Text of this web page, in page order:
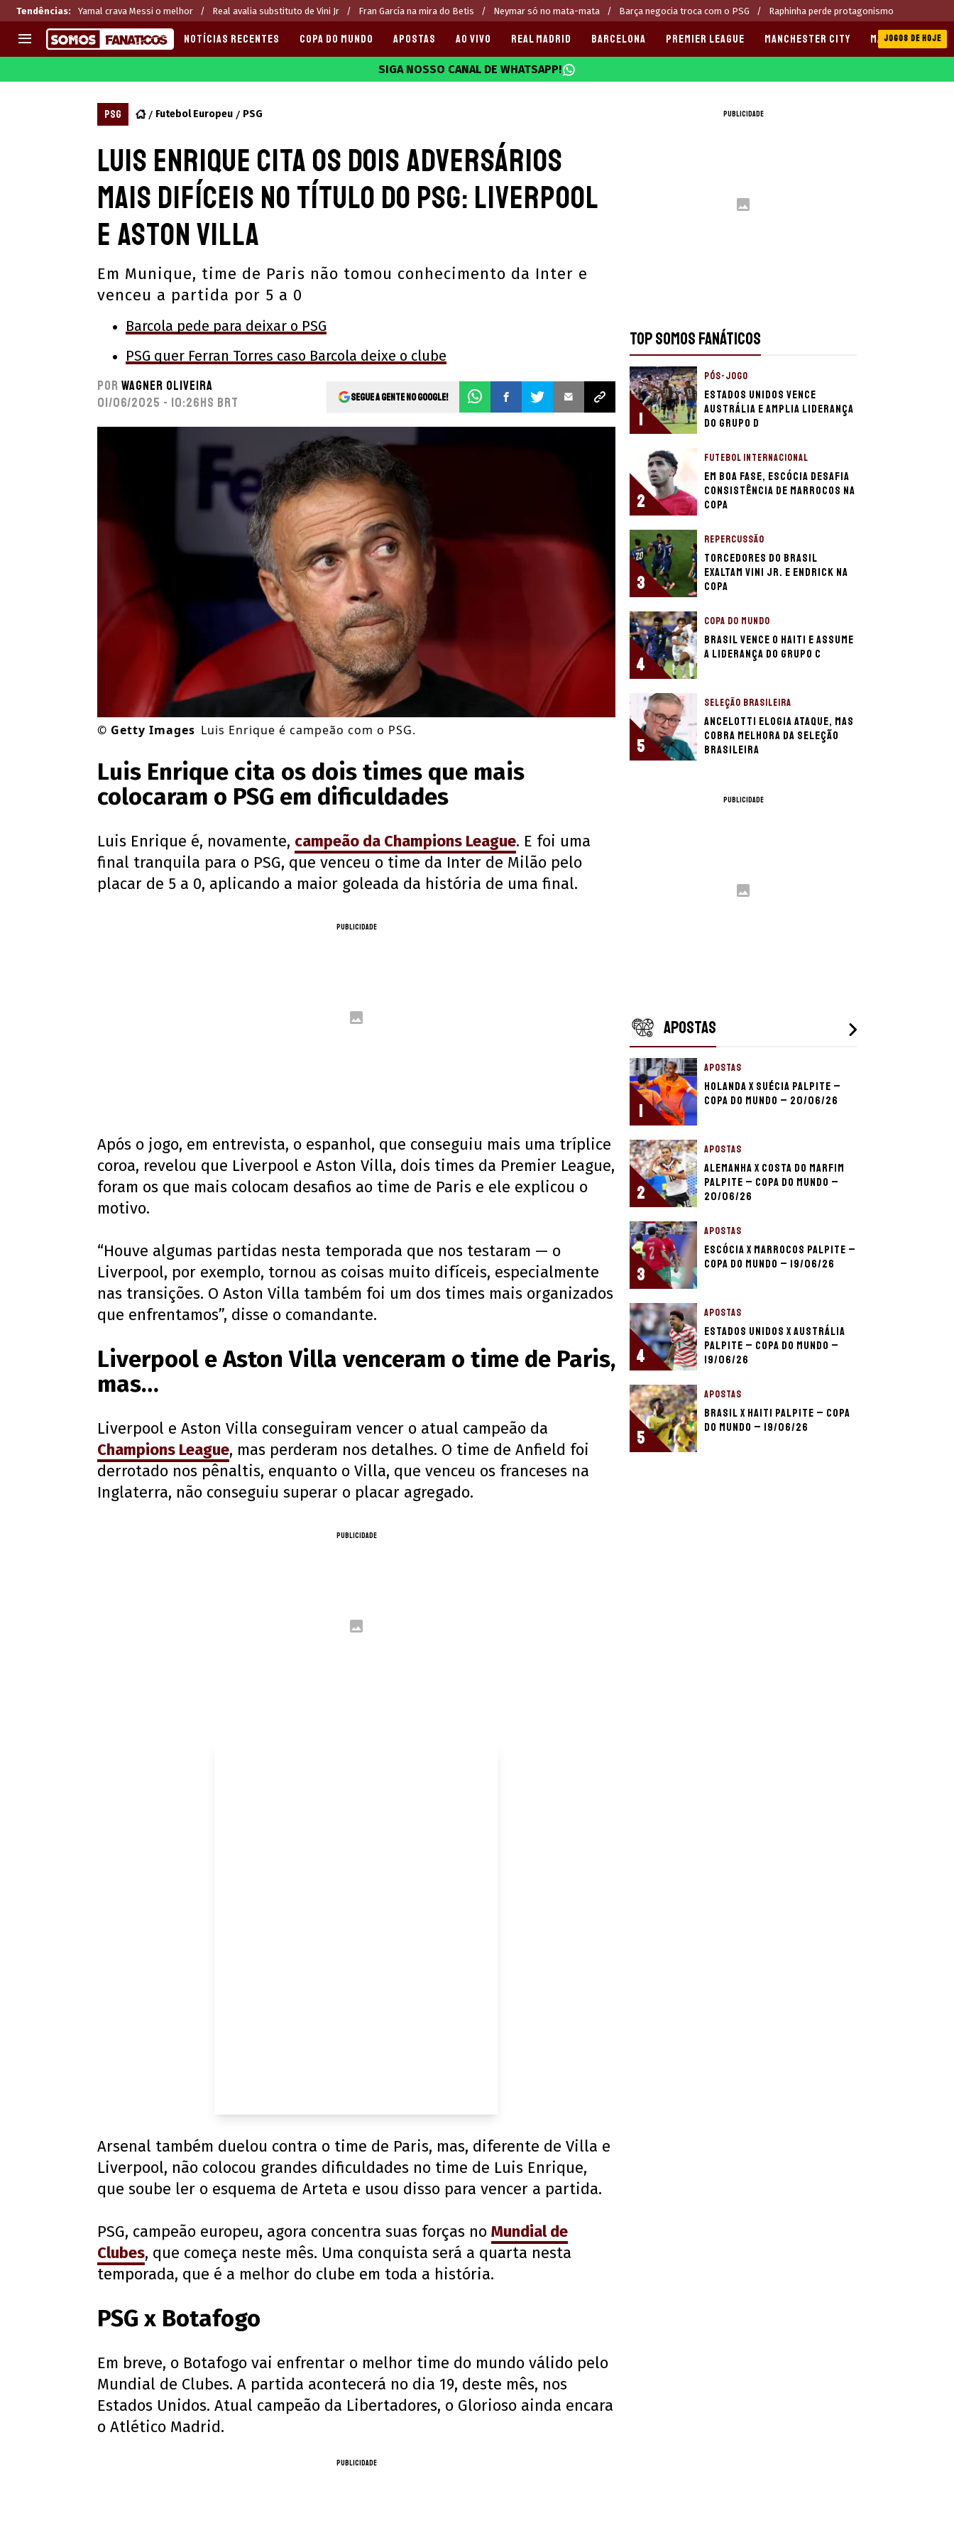
Tendências: Yamal crava Messi o melhor Real avalia substituto de Vini Jr Fran García na mira do Betis Neymar só no mata-mata Barça negocia troca com o PSG Raphinha perde protagonismo
CHAMPIONS LEAGUE
PREMIER LEAGUE
LIGA PORTUGUESA
Melhores sites de apostas 2025
CASAS DE APOSTAS
CÓDIGOS e OFERTAS
APPS
NOTÍCIAS RECENTES COPA DO MUNDO APOSTAS AO VIVO REAL MADRID BARCELONA PREMIER LEAGUE MANCHESTER CITY MANCHESTER
JOGOS DE HOJE
SIGA NOSSO CANAL DE WHATSAPP!
PSG Futebol Europeu PSG
Luis Enrique cita os dois adversários
mais difíceis no título do PSG: Liverpool
e Aston Villa
Em Munique, time de Paris não tomou conhecimento da Inter e
venceu a partida por 5 a 0
Barcola pede para deixar o PSG
PSG quer Ferran Torres caso Barcola deixe o clube
Por Wagner Oliveira
01/06/2025 - 10:26hs BRT
Segue a gente no Google!
© Getty Images Luis Enrique é campeão com o PSG.
Luis Enrique cita os dois times que mais
colocaram o PSG em dificuldades
Luis Enrique é, novamente, campeão da Champions League. E foi uma
final tranquila para o PSG, que venceu o time da Inter de Milão pelo
placar de 5 a 0, aplicando a maior goleada da história de uma final.
PUBLICIDADE
Após o jogo, em entrevista, o espanhol, que conseguiu mais uma tríplice
coroa, revelou que Liverpool e Aston Villa, dois times da Premier League,
foram os que mais colocam desafios ao time de Paris e ele explicou o
motivo.
“Houve algumas partidas nesta temporada que nos testaram — o
Liverpool, por exemplo, tornou as coisas muito difíceis, especialmente
nas transições. O Aston Villa também foi um dos times mais organizados
que enfrentamos”, disse o comandante.
Liverpool e Aston Villa venceram o time de Paris,
mas…
Liverpool e Aston Villa conseguiram vencer o atual campeão da
Champions League, mas perderam nos detalhes. O time de Anfield foi
derrotado nos pênaltis, enquanto o Villa, que venceu os franceses na
Inglaterra, não conseguiu superar o placar agregado.
PUBLICIDADE
Arsenal também duelou contra o time de Paris, mas, diferente de Villa e
Liverpool, não colocou grandes dificuldades no time de Luis Enrique,
que soube ler o esquema de Arteta e usou disso para vencer a partida.
PSG, campeão europeu, agora concentra suas forças no Mundial de
Clubes, que começa neste mês. Uma conquista será a quarta nesta
temporada, que é a melhor do clube em toda a história.
PSG x Botafogo
Em breve, o Botafogo vai enfrentar o melhor time do mundo válido pelo
Mundial de Clubes. A partida acontecerá no dia 19, deste mês, nos
Estados Unidos. Atual campeão da Libertadores, o Glorioso ainda encara
o Atlético Madrid.
PUBLICIDADE
PUBLICIDADE
TOP SOMOS FANÁTICOS
1
PÓS-JOGO
Estados Unidos vence
Austrália e amplia liderança
do grupo D
2
FUTEBOL INTERNACIONAL
Em boa fase, Escócia desafia
consistência de Marrocos na
Copa
3
REPERCUSSÃO
Torcedores do Brasil
exaltam Vini Jr. e Endrick na
Copa
4
COPA DO MUNDO
Brasil vence o Haiti e assume
a liderança do Grupo C
5
SELEÇÃO BRASILEIRA
Ancelotti elogia ataque, mas
cobra melhora da Seleção
Brasileira
PUBLICIDADE
APOSTAS
1
APOSTAS
Holanda x Suécia palpite –
Copa do Mundo – 20/06/26
2
APOSTAS
Alemanha x Costa do Marfim
palpite – Copa do Mundo –
20/06/26
3
APOSTAS
Escócia x Marrocos palpite –
Copa do Mundo – 19/06/26
4
APOSTAS
Estados Unidos x Austrália
palpite – Copa do Mundo –
19/06/26
5
APOSTAS
Brasil x Haiti palpite – Copa
do Mundo – 19/06/26